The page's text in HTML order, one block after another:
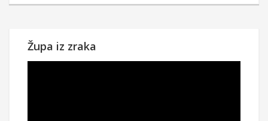
Župa iz zraka